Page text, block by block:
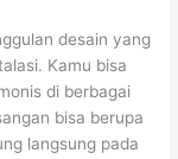
desain yang
Kamu bisa
di berbagai
bisa berupa
langsung pada